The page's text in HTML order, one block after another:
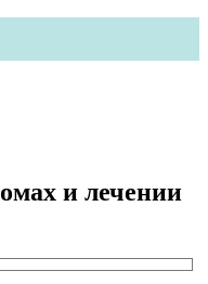
и лечении